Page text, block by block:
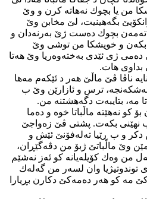
من یا بچوك نه‌هاته‌ كرن و وێ
بگه‌هینیت، لێ مخابن وێ
ته‌مه‌ن بچوك ده‌ست ژێ به‌رنه‌دان و
بكه‌ن و خویشكا من توشی وێ
ژی ئێدی به‌خته‌وه‌ریا وێ هه‌تا
بداوی هات.
ناڤا ڤێ ماڵێ هه‌ر د ئێكه‌م مه‌ها
ئه‌شكه‌نجه‌، ترس و ئازارێن وێ ب
مه‌، بتایبه‌ت دگه‌هشتنه‌ من.
كو نه‌هێته‌ ماڵباتا خوه‌ و ده‌ما
نهێنی بكه‌ت. پشتی ڤێ زه‌واجێ
دكر و ب ڕێیا ته‌له‌فۆنێ ئێش و
وێ ماڵباتێ ژبۆ من دڤه‌گێڕان،
من وه‌ك كۆیله‌یانه‌ كو ئه‌ز نه‌شێم
توندوتیژیا وان لسه‌ر من گه‌له‌ك
مه‌ كو هه‌ر ده‌مه‌كێ دكارن بڕیارا